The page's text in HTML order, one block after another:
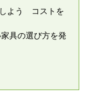
よう コストを
具の選び方を発